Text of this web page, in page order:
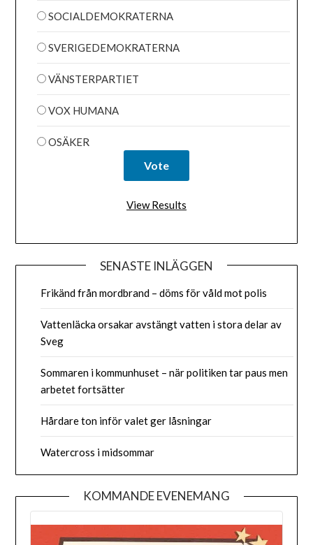
SOCIALDEMOKRATERNA
SVERIGEDEMOKRATERNA
VÄNSTERPARTIET
VOX HUMANA
OSÄKER
View Results
SENASTE INLÄGGEN
Frikänd från mordbrand – döms för våld mot polis
Vattenläcka orsakar avstängt vatten i stora delar av
Sveg
Sommaren i kommunhuset – när politiken tar paus men
arbetet fortsätter
Hårdare ton inför valet ger låsningar
Watercross i midsommar
KOMMANDE EVENEMANG